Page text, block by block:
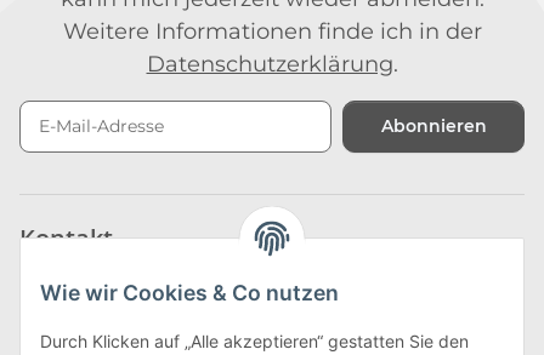
Wie wir Cookies & Co nutzen
Durch Klicken auf „Alle akzeptieren“ gestatten Sie den
Weitere Informationen finde ich in der
Datenschutzerklärung.
Abonnieren
Kontakt